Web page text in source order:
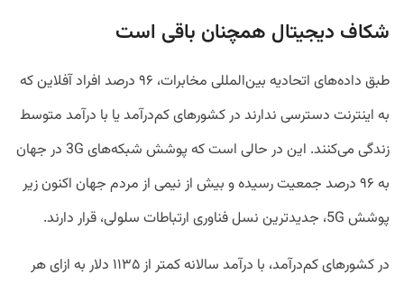
شکاف دیجیتال همچنان باقی است
طبق داده‌های اتحادیه بین‌المللی مخابرات، ۹۶ درصد افراد آفلاین که
به اینترنت دسترسی ندارند در کشورهای کم‌درآمد یا با درآمد متوسط
زندگی می‌کنند. این در حالی است که پوشش شبکه‌های 3G در جهان
به ۹۶ درصد جمعیت رسیده و بیش از نیمی از مردم جهان اکنون زیر
پوشش 5G، جدید‌ترین نسل فناوری ارتباطات سلولی‌، قرار دارند.
در کشورهای کم‌درآمد، با درآمد سالانه کمتر از ۱۱۳۵ دلار به ازای هر